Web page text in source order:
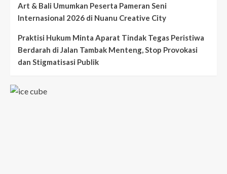
Art & Bali Umumkan Peserta Pameran Seni
Internasional 2026 di Nuanu Creative City
Praktisi Hukum Minta Aparat Tindak Tegas Peristiwa
Berdarah di Jalan Tambak Menteng, Stop Provokasi
dan Stigmatisasi Publik